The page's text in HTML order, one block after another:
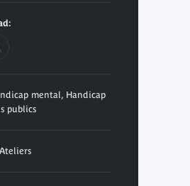
mental, Handicap
publics